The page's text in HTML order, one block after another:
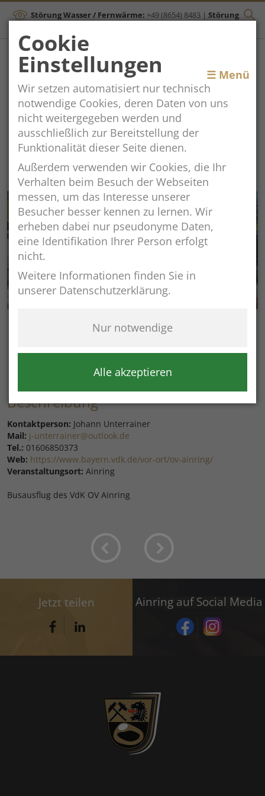
Störung Wasser / Fernwärme: +49 (8654) 8483 | Störung
Toggle
navigation
☰ Menü
VdK Ortsverein
Ainring
03
09:00:00 - 06:00:00 Uhr
Vereine
Beschreibung
Kontaktperson: Johann Unterrainer
Mail: j-unterrainer@outlook.de
Tel.: 01606850373
Web: https://www.bayern.vdk.de/vor-ort/ov-ainring/
Veranstaltungsort: Ainring
Busausflug des VdK OV Ainring
Jetzt teilen Ainring auf Social Media
Cookie
Einstellungen
Wir setzen automatisiert nur technisch
notwendige Cookies, deren Daten von uns
nicht weitergegeben werden und
ausschließlich zur Bereitstellung der
Funktionalität dieser Seite dienen.
Außerdem verwenden wir Cookies, die Ihr
Verhalten beim Besuch der Webseiten
messen, um das Interesse unserer
Besucher besser kennen zu lernen. Wir
erheben dabei nur pseudonyme Daten,
eine Identifikation Ihrer Person erfolgt
nicht.
Weitere Informationen finden Sie in
unserer Datenschutzerklärung.
Nur notwendige
Alle akzeptieren